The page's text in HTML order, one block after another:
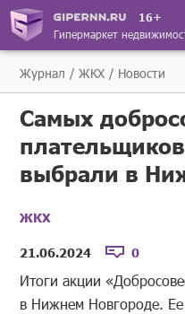
16+
Гипермаркет
Журнал ЖКХ Новости
Самых
выбрали в
ЖКХ
21.06.2024 0
Итоги акции
в Нижнем Новгороде.